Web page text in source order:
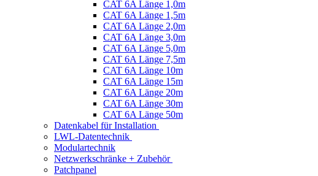
CAT 6A Länge 1,0m
CAT 6A Länge 1,5m
CAT 6A Länge 2,0m
CAT 6A Länge 3,0m
CAT 6A Länge 5,0m
CAT 6A Länge 7,5m
CAT 6A Länge 10m
CAT 6A Länge 15m
CAT 6A Länge 20m
CAT 6A Länge 30m
CAT 6A Länge 50m
Datenkabel für Installation
LWL-Datentechnik
Modulartechnik
Netzwerkschränke + Zubehör
Patchpanel